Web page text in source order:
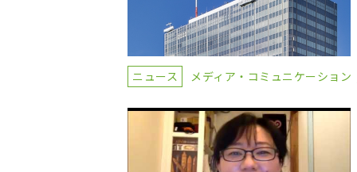
ニュース メディア・コミュニケーション